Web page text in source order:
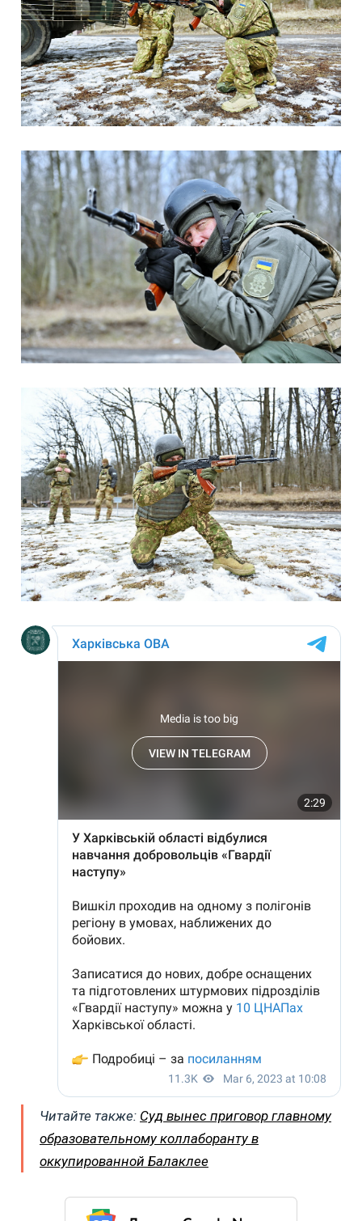
Читайте также: Суд вынес приговор главному
образовательному коллаборанту в
оккупированной Балаклее